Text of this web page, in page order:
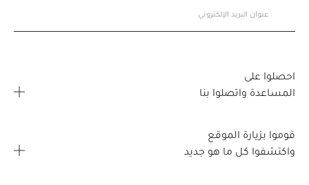
احصلوا على
المساعدة واتصلوا بنا
اتصلوا بنا
قوموا بزيارة الموقع
واكتشفوا كل ما هو جديد